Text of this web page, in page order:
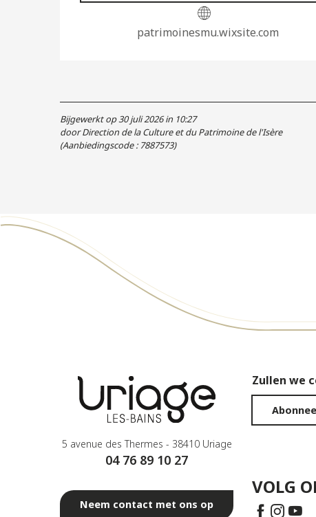
patrimoinesmu.wixsite.com
Bijgewerkt op 30 juli 2026 in 10:27
door Direction de la Culture et du Patrimoine de l'Isère
(Aanbiedingscode : 7887573)
5 avenue des Thermes - 38410 Uriage
04 76 89 10 27
Neem contact met ons op
Zullen we
VOLG